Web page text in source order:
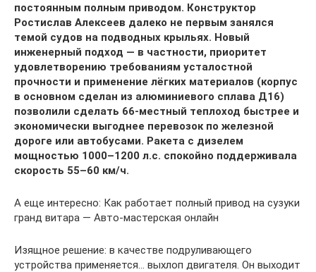
постоянным полным приводом. Конструктор
Ростислав Алексеев далеко не первым занялся
темой судов на подводных крыльях. Новый
инженерный подход ― в частности, приоритет
удовлетворению требованиям усталостной
прочности и применение лёгких материалов (корпус
в основном сделан из алюминиевого сплава Д16)
позволили сделать 66-местный теплоход быстрее и
экономически выгоднее перевозок по железной
дороге или автобусами. Ракета с дизелем
мощностью 1000–1200 л.с. спокойно поддерживала
скорость 55–60 км/ч.
А еще интересно: Как работает полный привод на сузуки
гранд витара — Авто-мастерская онлайн
Изящное решение: в качестве подруливающего
устройства применяется… выхлоп двигателя. Он выходит